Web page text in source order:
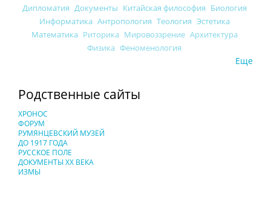
Дипломатия Документы Китайская философия Биология
Информатика Антропология Теология Эстетика
Математика Риторика Мировоззрение Архитектура
Физика Феноменология
Еще
Родственные сайты
ХРОНОС
ФОРУМ
РУМЯНЦЕВСКИЙ МУЗЕЙ
ДО 1917 ГОДА
РУССКОЕ ПОЛЕ
ДОКУМЕНТЫ XX ВЕКА
ИЗМЫ